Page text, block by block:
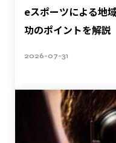
eスポーツによる地
功のポイントを解説
2026-07-31